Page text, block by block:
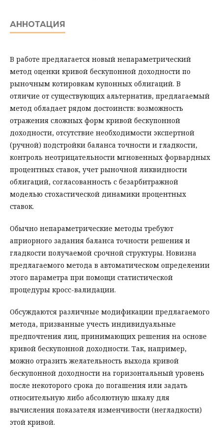
АННОТАЦИЯ
В работе предлагается новый непараметрический
метод оценки кривой бескупонной доходности по
рыночным котировкам купонных облигаций. В
отличие от существующих альтернатив, предлагаемый
метод обладает рядом достоинств: возможность
отражения сложных форм кривой бескупонной
доходности, отсутствие необходимости экспертной
(ручной) подстройки баланса точности и гладкости,
контроль неотрицательности мгновенных форвардных
процентных ставок, учет рыночной ликвидности
облигаций, согласованность с безарбитражной
моделью стохастической динамики процентных
ставок.
Обычно непараметрические методы требуют
априорного задания баланса точности решения и
гладкости получаемой срочной структуры. Новизна
предлагаемого метода в автоматическом определении
этого параметра при помощи статистической
процедуры кросс-валидации.
Обсуждаются различные модификации предлагаемого
метода, призванные учесть индивидуальные
предпочтения лиц, принимающих решения на основе
кривой бескупонной доходности. Так, например,
можно отразить желательность выхода кривой
бескупонной доходности на горизонтальный уровень
после некоторого срока до погашения или задать
относительную либо абсолютную шкалу для
вычисления показателя изменчивости (негладкости)
этой кривой.